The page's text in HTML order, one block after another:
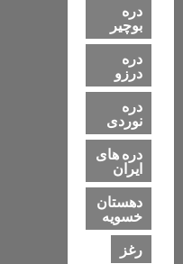
دره
بوچیر
دره
درزو
دره
نوردی
دره های
ایران
دهستان
خسویه
رغز